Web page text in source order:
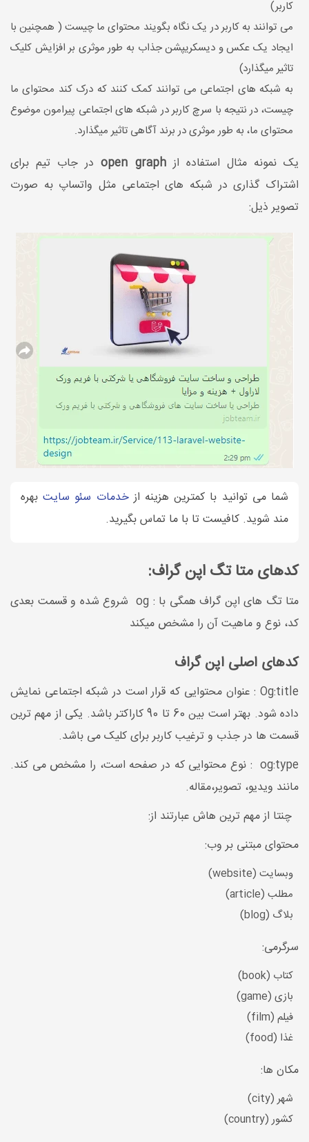
کاربر)
می توانند به کاربر در یک نگاه بگویند محتوای ما چیست ( همچنین با
ایجاد یک عکس و دیسکریپشن جذاب به طور موثری بر افزایش کلیک
تاثیر میگذارد)
به شبکه های اجتماعی می توانند کمک کنند که درک کند محتوای ما
چیست، در نتیجه با سرچ کاربر در شبکه های اجتماعی پیرامون موضوع
محتوای ما، به طور موثری در برند آگاهی تاثیر میگذارد.
یک نمونه مثال استفاده ازopen graphدر جاب تیم برای
اشتراک گذاری در شبکه های اجتماعی مثل واتساپ به صورت
تصویر ذیل:
شما می توانید با کمترین هزینه ازخدمات سئو سایتبهره
مند شوید. کافیست تا با ما تماس بگیرید.
کدهای متا تگ اپن گراف:
متا تگ های اپن گراف همگی با : og شروع شده و قسمت بعدی
کد، نوع و ماهیت آن را مشخص میکند
کدهای اصلی اپن گراف
Og:title : عنوان محتوایی که قرار است در شبکه اجتماعی نمایش
داده شود. بهتر است بین 60 تا 90 کاراکتر باشد. یکی از مهم ترین
قسمت ها در جذب و ترغیب کاربر برای کلیک می باشد.
og:type : نوع محتوایی که در صفحه است، را مشخص می کند.
مانند ویدیو، تصویر،مقاله.
چنتا از مهم ترین هاش عبارتند از:
محتوای مبتنی بر وب:
وبسایت (website)
مطلب (article)
بلاگ (blog)
سرگرمی:
کتاب (book)
بازی (game)
فیلم (film)
غذا (food)
مکان ها:
شهر (city)
کشور (country)